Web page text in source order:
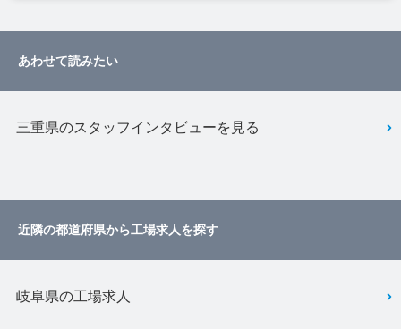
あわせて読みたい
三重県のスタッフインタビューを見る
近隣の都道府県から工場求人を探す
岐阜県の工場求人